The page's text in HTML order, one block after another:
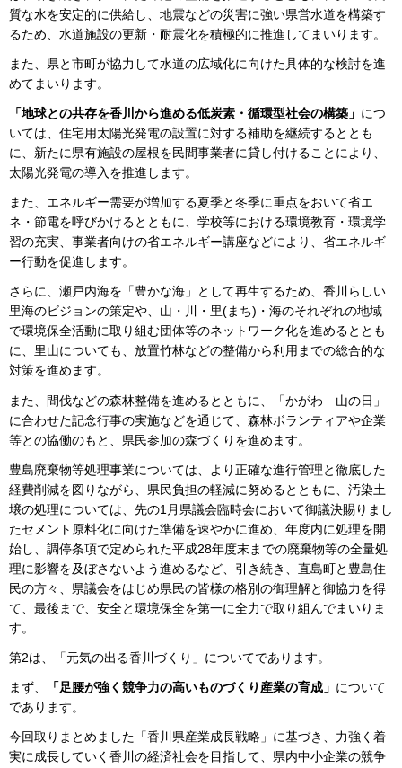
質な水を安定的に供給し、地震などの災害に強い県営水道を構築す
るため、水道施設の更新・耐震化を積極的に推進してまいります。
また、県と市町が協力して水道の広域化に向けた具体的な検討を進
めてまいります。
「地球との共存を香川から進める低炭素・循環型社会の構築」 につ
いては、住宅用太陽光発電の設置に対する補助を継続するととも
に、新たに県有施設の屋根を民間事業者に貸し付けることにより、
太陽光発電の導入を推進します。
また、エネルギー需要が増加する夏季と冬季に重点をおいて省エ
ネ・節電を呼びかけるとともに、学校等における環境教育・環境学
習の充実、事業者向けの省エネルギー講座などにより、省エネルギ
ー行動を促進します。
さらに、瀬戸内海を「豊かな海」として再生するため、香川らしい
里海のビジョンの策定や、山・川・里(まち)・海のそれぞれの地域
で環境保全活動に取り組む団体等のネットワーク化を進めるととも
に、里山についても、放置竹林などの整備から利用までの総合的な
対策を進めます。
また、間伐などの森林整備を進めるとともに、「かがわ 山の日」
に合わせた記念行事の実施などを通じて、森林ボランティアや企業
等との協働のもと、県民参加の森づくりを進めます。
豊島廃棄物等処理事業については、より正確な進行管理と徹底した
経費削減を図りながら、県民負担の軽減に努めるとともに、汚染土
壌の処理については、先の1月県議会臨時会において御議決賜りまし
たセメント原料化に向けた準備を速やかに進め、年度内に処理を開
始し、調停条項で定められた平成28年度末までの廃棄物等の全量処
理に影響を及ぼさないよう進めるなど、引き続き、直島町と豊島住
民の方々、県議会をはじめ県民の皆様の格別の御理解と御協力を得
て、最後まで、安全と環境保全を第一に全力で取り組んでまいりま
す。
第2は、「元気の出る香川づくり」についてであります。
まず、 「足腰が強く競争力の高いものづくり産業の育成」 について
であります。
今回取りまとめました「香川県産業成長戦略」に基づき、力強く着
実に成長していく香川の経済社会を目指して、県内中小企業の競争